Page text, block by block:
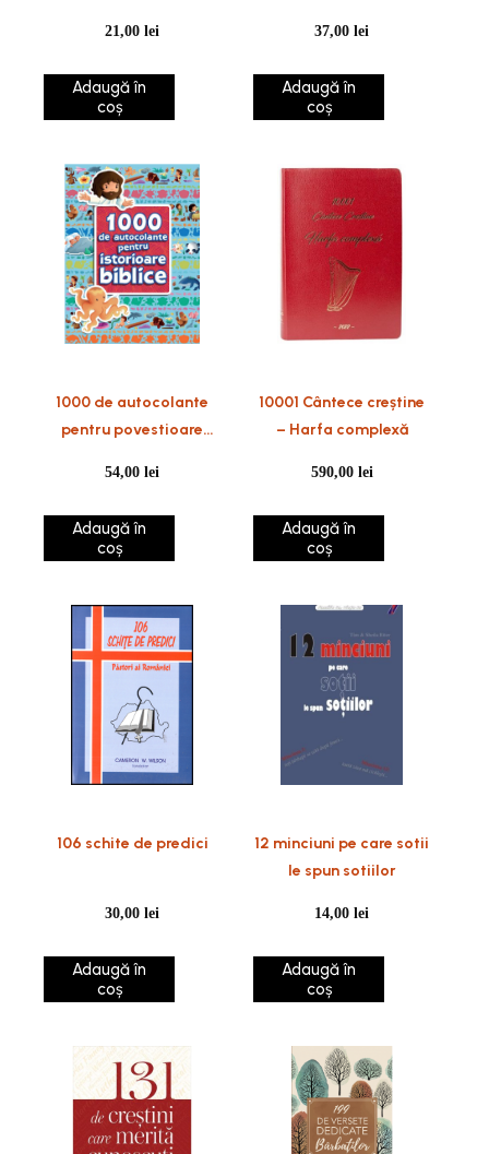
21,00lei
Adaugă în
coș
37,00lei
Adaugă în
coș
1000 de autocolante
pentru povestioare
54,00lei
Adaugă în
coș
10001 Cântece creștine
– Harfa complexă
590,00 lei
Adaugă în
coș
106 schite de predici
30,00lei
Adaugă în
coș
12 minciuni pe care sotii
le spun sotiilor
14,00lei
Adaugă în
coș